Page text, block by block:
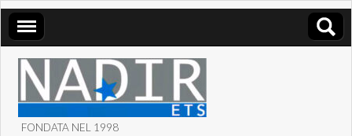
FONDATA NEL 1998